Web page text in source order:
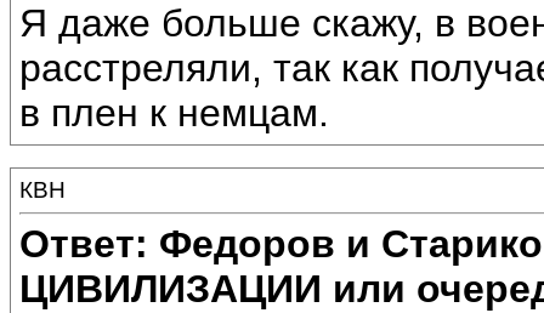
Я даже больше скажу, в
расстреляли, так как
в плен к немцам.
КВН
Ответ: Федоров и
ЦИВИЛИЗАЦИИ или